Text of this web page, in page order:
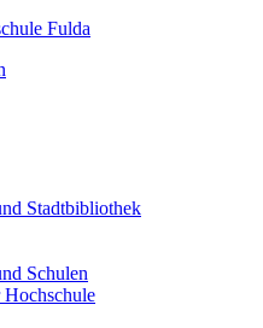
Fulda
Stadtbibliothek
Schulen